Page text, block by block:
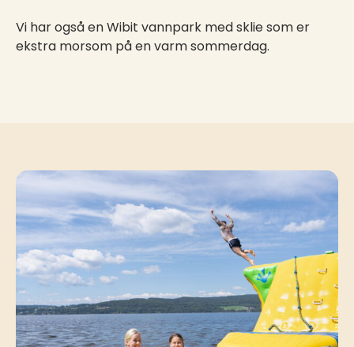
Vi har også en Wibit vannpark med sklie som er
ekstra morsom på en varm sommerdag.